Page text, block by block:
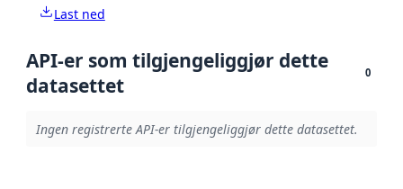
Last ned
API-er som tilgjengeliggjør dette
datasettet
0
Ingen registrerte API-er tilgjengeliggjør dette datasettet.